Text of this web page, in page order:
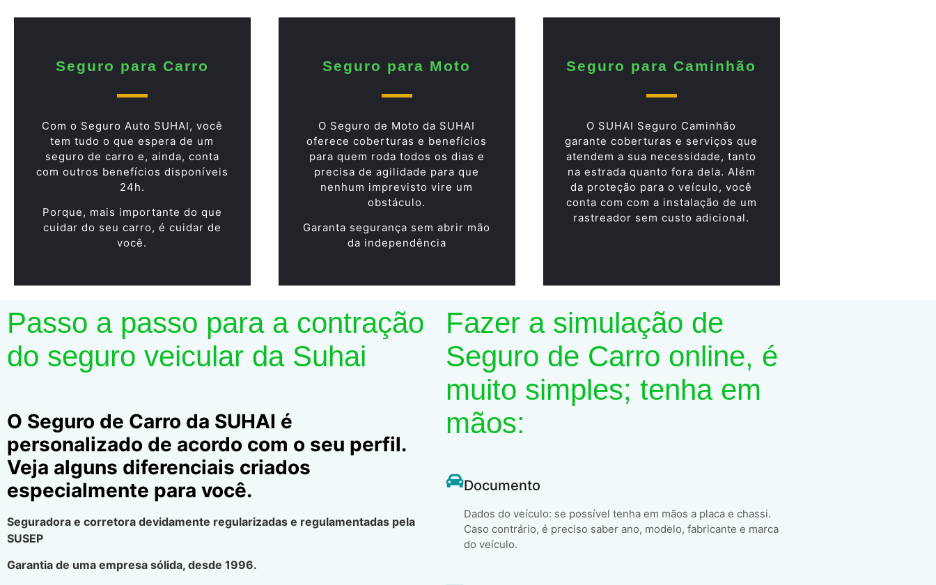
Seguro para Carro
Com o Seguro Auto SUHAI, você
tem tudo o que espera de um
seguro de carro e, ainda, conta
com outros benefícios disponíveis
24h.
Porque, mais importante do que
cuidar do seu carro, é cuidar de
você.
Seguro para Moto
O Seguro de Moto da SUHAI
oferece coberturas e benefícios
para quem roda todos os dias e
precisa de agilidade para que
nenhum imprevisto vire um
obstáculo.
Garanta segurança sem abrir mão
da independência
Seguro para Caminhão
O SUHAI Seguro Caminhão
garante coberturas e serviços que
atendem a sua necessidade, tanto
na estrada quanto fora dela. Além
da proteção para o veículo, você
conta com com a instalação de um
rastreador sem custo adicional.
Passo a passo para a contração
do seguro veicular da Suhai
O Seguro de Carro da SUHAI é
personalizado de acordo com o seu perfil.
Veja alguns diferenciais criados
especialmente para você.
Seguradora e corretora devidamente regularizadas e regulamentadas pela
SUSEP
Garantia de uma empresa sólida, desde 1996.
Fazer a simulação de
Seguro de Carro online, é
muito simples; tenha em
mãos:
Documento
Dados do veículo: se possível tenha em mãos a placa e chassi.
Caso contrário, é preciso saber ano, modelo, fabricante e marca
do veículo.